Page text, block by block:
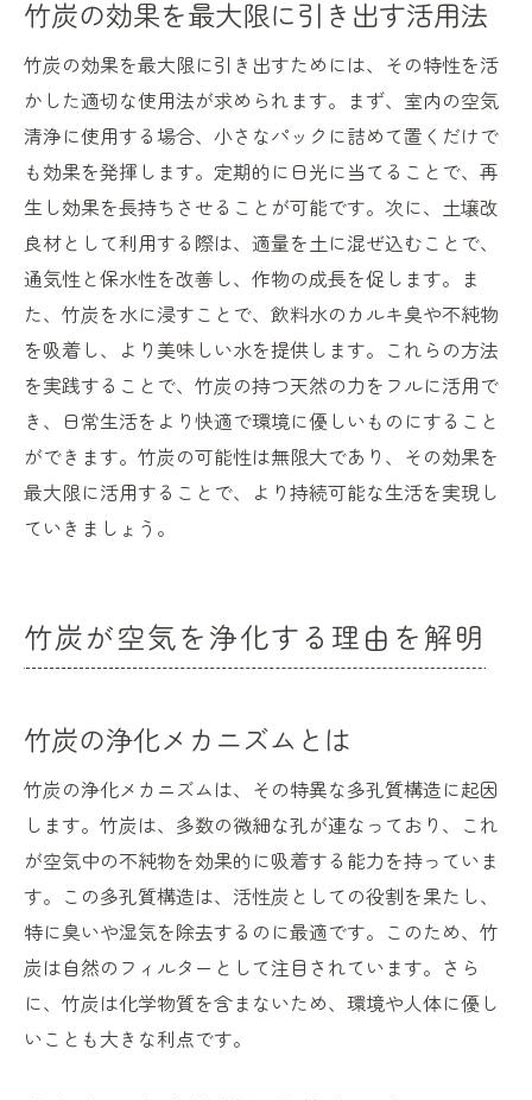
竹炭の効果を最大限に引き出す活用法
竹炭の効果を最大限に引き出すためには、その特性を活
かした適切な使用法が求められます。まず、室内の空気
清浄に使用する場合、小さなパックに詰めて置くだけで
も効果を発揮します。定期的に日光に当てることで、再
生し効果を長持ちさせることが可能です。次に、土壌改
良材として利用する際は、適量を土に混ぜ込むことで、
通気性と保水性を改善し、作物の成長を促します。ま
た、竹炭を水に浸すことで、飲料水のカルキ臭や不純物
を吸着し、より美味しい水を提供します。これらの方法
を実践することで、竹炭の持つ天然の力をフルに活用で
き、日常生活をより快適で環境に優しいものにすること
ができます。竹炭の可能性は無限大であり、その効果を
最大限に活用することで、より持続可能な生活を実現し
ていきましょう。
竹炭が空気を浄化する理由を解明
竹炭の浄化メカニズムとは
竹炭の浄化メカニズムは、その特異な多孔質構造に起因
します。竹炭は、多数の微細な孔が連なっており、これ
が空気中の不純物を効果的に吸着する能力を持っていま
す。この多孔質構造は、活性炭としての役割を果たし、
特に臭いや湿気を除去するのに最適です。このため、竹
炭は自然のフィルターとして注目されています。さら
に、竹炭は化学物質を含まないため、環境や人体に優し
いことも大きな利点です。